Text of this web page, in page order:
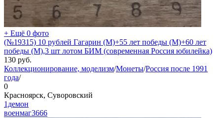
+ Ещё 0 фото
(№19315) 10 рублей Гагарин (М)+55 лет победы (М)+60 лет
победы (М),3 шт лотом БИМ (современная Россия юбилейка)
130 руб.
Коллекционирование, моделизм/Монеты/Россия после 1991
года/
0
Красноярск, Суворовский
1демон
военмаг3666